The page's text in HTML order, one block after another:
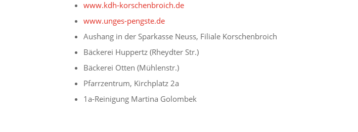
www.kdh-korschenbroich.de
www.unges-pengste.de
Aushang in der Sparkasse Neuss, Filiale Korschenbroich
Bäckerei Huppertz (Rheydter Str.)
Bäckerei Otten (Mühlenstr.)
Pfarrzentrum, Kirchplatz 2a
1a-Reinigung Martina Golombek